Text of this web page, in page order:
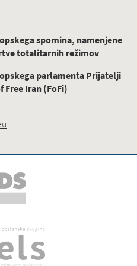
spomina, namenjene
totalitarnih režimov
parlamenta Prijatelji
Free Iran (FoFi)